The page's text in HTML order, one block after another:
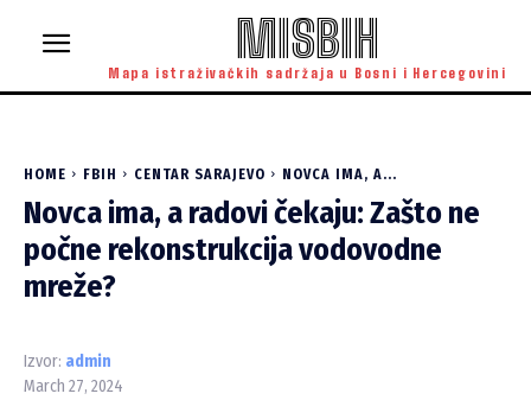
MISBIH
Mapa istraživačkih sadržaja u Bosni i Hercegovini
HOME FBIH CENTAR SARAJEVO NOVCA IMA, A...
Novca ima, a radovi čekaju: Zašto ne
počne rekonstrukcija vodovodne
mreže?
Izvor: admin
March 27, 2024